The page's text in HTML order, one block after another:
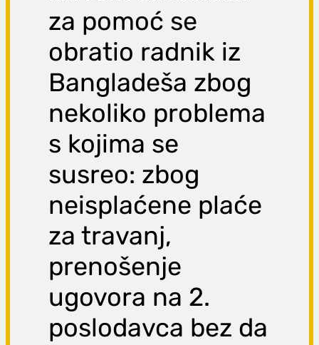
za pomoć se
obratio radnik iz
Bangladeša zbog
nekoliko problema
s kojima se
susreo: zbog
neisplaćene plaće
za travanj,
prenošenje
ugovora na 2.
poslodavca bez da